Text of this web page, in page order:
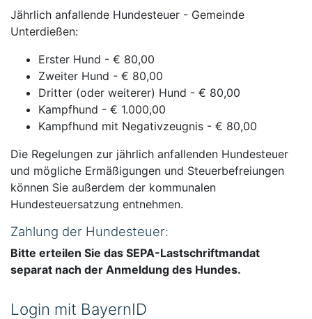
Jährlich anfallende Hundesteuer - Gemeinde
Unterdießen:
Erster Hund - € 80,00
Zweiter Hund - € 80,00
Dritter (oder weiterer) Hund - € 80,00
Kampfhund - € 1.000,00
Kampfhund mit Negativzeugnis - € 80,00
Die Regelungen zur jährlich anfallenden Hundesteuer
und mögliche Ermäßigungen und Steuerbefreiungen
können Sie außerdem der kommunalen
Hundesteuersatzung entnehmen.
Zahlung der Hundesteuer:
Bitte erteilen Sie das SEPA-Lastschriftmandat
separat nach der Anmeldung des Hundes.
Login mit BayernID